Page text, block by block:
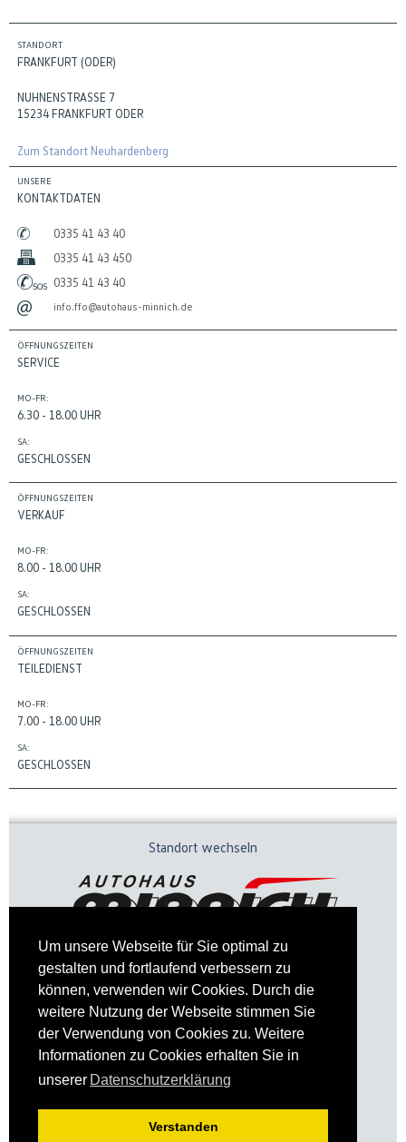
Um unsere Webseite für Sie optimal zu
gestalten und fortlaufend verbessern zu
können, verwenden wir Cookies. Durch die
weitere Nutzung der Webseite stimmen Sie
der Verwendung von Cookies zu. Weitere
Informationen zu Cookies erhalten Sie in
unserer Datenschutzerklärung
Verstanden
STANDORT
FRANKFURT (ODER)
NUHNENSTRASSE 7
15234 FRANKFURT ODER
Zum Standort Neuhardenberg
UNSERE
KONTAKTDATEN
0335 41 43 40
0335 41 43 450
0335 41 43 40
info.ffo@autohaus-minnich.de
ÖFFNUNGSZEITEN
SERVICE
MO-FR:
6.30 - 18.00 UHR
SA:
GESCHLOSSEN
ÖFFNUNGSZEITEN
VERKAUF
MO-FR:
8.00 - 18.00 UHR
SA:
GESCHLOSSEN
ÖFFNUNGSZEITEN
TEILEDIENST
MO-FR:
7.00 - 18.00 UHR
SA:
GESCHLOSSEN
Standort wechseln
Impressum Datenschutz